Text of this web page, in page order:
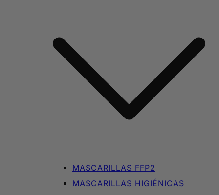
MASCARILLAS FFP2
MASCARILLAS HIGIÉNICAS